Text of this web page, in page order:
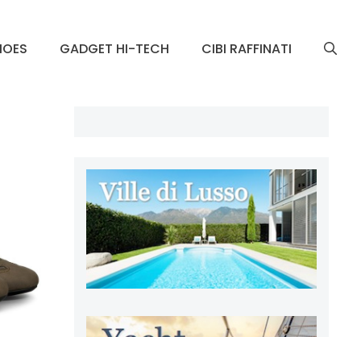
GADGET HI-TECH CIBI RAFFINATI